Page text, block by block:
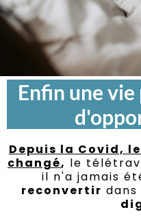
Enfin une vie
Depuis la Covid,
changé, le
il n'a jamais
reconvertir dans